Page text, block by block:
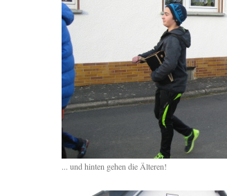
... und hinten gehen die Älteren!